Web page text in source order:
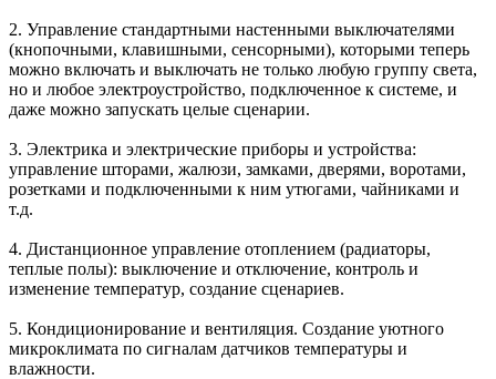
2. Управление стандартными настенными выключателями
(кнопочными, клавишными, сенсорными), которыми теперь
можно включать и выключать не только любую группу света,
но и любое электроустройство, подключенное к системе, и
даже можно запускать целые сценарии.
3. Электрика и электрические приборы и устройства:
управление шторами, жалюзи, замками, дверями, воротами,
розетками и подключенными к ним утюгами, чайниками и
т.д.
4. Дистанционное управление отоплением (радиаторы,
теплые полы): выключение и отключение, контроль и
изменение температур, создание сценариев.
5. Кондиционирование и вентиляция. Создание уютного
микроклимата по сигналам датчиков температуры и
влажности.